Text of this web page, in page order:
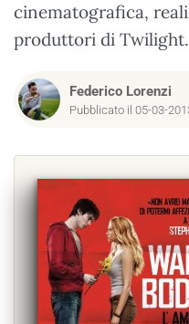
cinematografica,
produttori di Twilight.
Federico Lorenzi
Pubblicato il 05-03-